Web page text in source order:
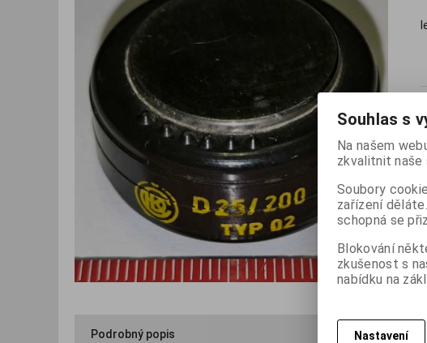
Podrobný popis Dotaz
Souhlas s
Na našem
zkvalitnit naše
Soubory
zařízení
schopná se
Blokování
zkušenost s
nabídku na
Nastavení